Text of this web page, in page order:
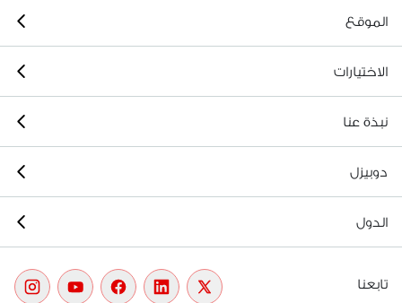
الموقع
الاختيارات
نبذة عنا
دوبيزل
الدول
تابعنا